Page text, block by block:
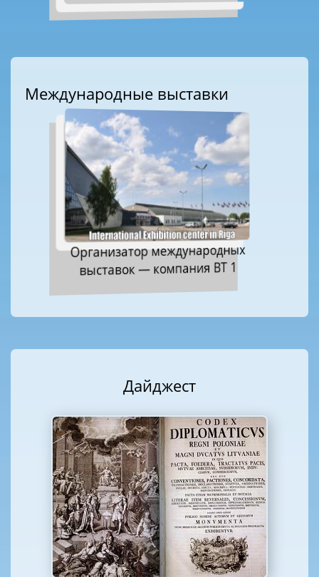
Международные выставки
Организатор международных
выставок — компания ВТ 1
Дайджест